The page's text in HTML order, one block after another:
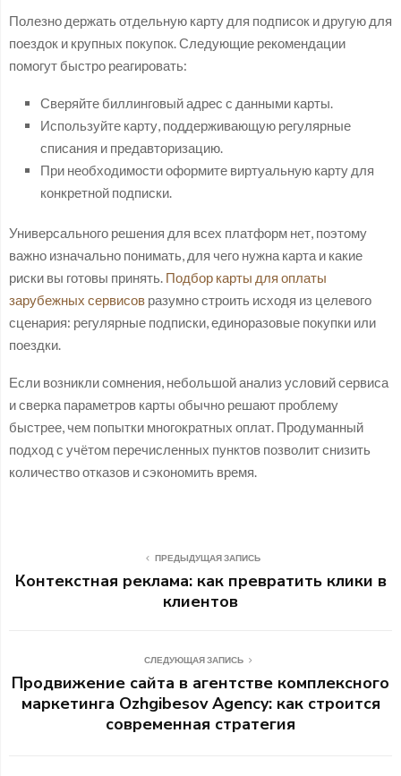
Полезно держать отдельную карту для подписок и другую для
поездок и крупных покупок. Следующие рекомендации
помогут быстро реагировать:
Сверяйте биллинговый адрес с данными карты.
Используйте карту, поддерживающую регулярные
списания и предавторизацию.
При необходимости оформите виртуальную карту для
конкретной подписки.
Универсального решения для всех платформ нет, поэтому
важно изначально понимать, для чего нужна карта и какие
риски вы готовы принять. Подбор карты для оплаты
зарубежных сервисов разумно строить исходя из целевого
сценария: регулярные подписки, единоразовые покупки или
поездки.
Если возникли сомнения, небольшой анализ условий сервиса
и сверка параметров карты обычно решают проблему
быстрее, чем попытки многократных оплат. Продуманный
подход с учётом перечисленных пунктов позволит снизить
количество отказов и сэкономить время.
ПРЕДЫДУЩАЯ ЗАПИСЬ
Контекстная реклама: как превратить клики в
клиентов
СЛЕДУЮЩАЯ ЗАПИСЬ
Продвижение сайта в агентстве комплексного
маркетинга Ozhgibesov Agency: как строится
современная стратегия